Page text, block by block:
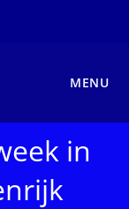
MENU
in